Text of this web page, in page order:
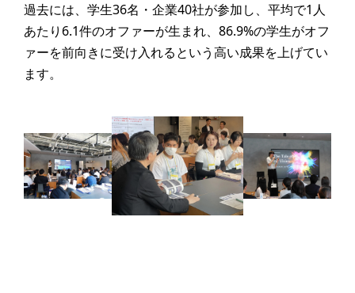
過去には、学生36名・企業40社が参加し、平均で1人
あたり6.1件のオファーが生まれ、86.9%の学生がオフ
ァーを前向きに受け入れるという高い成果を上げてい
ます。